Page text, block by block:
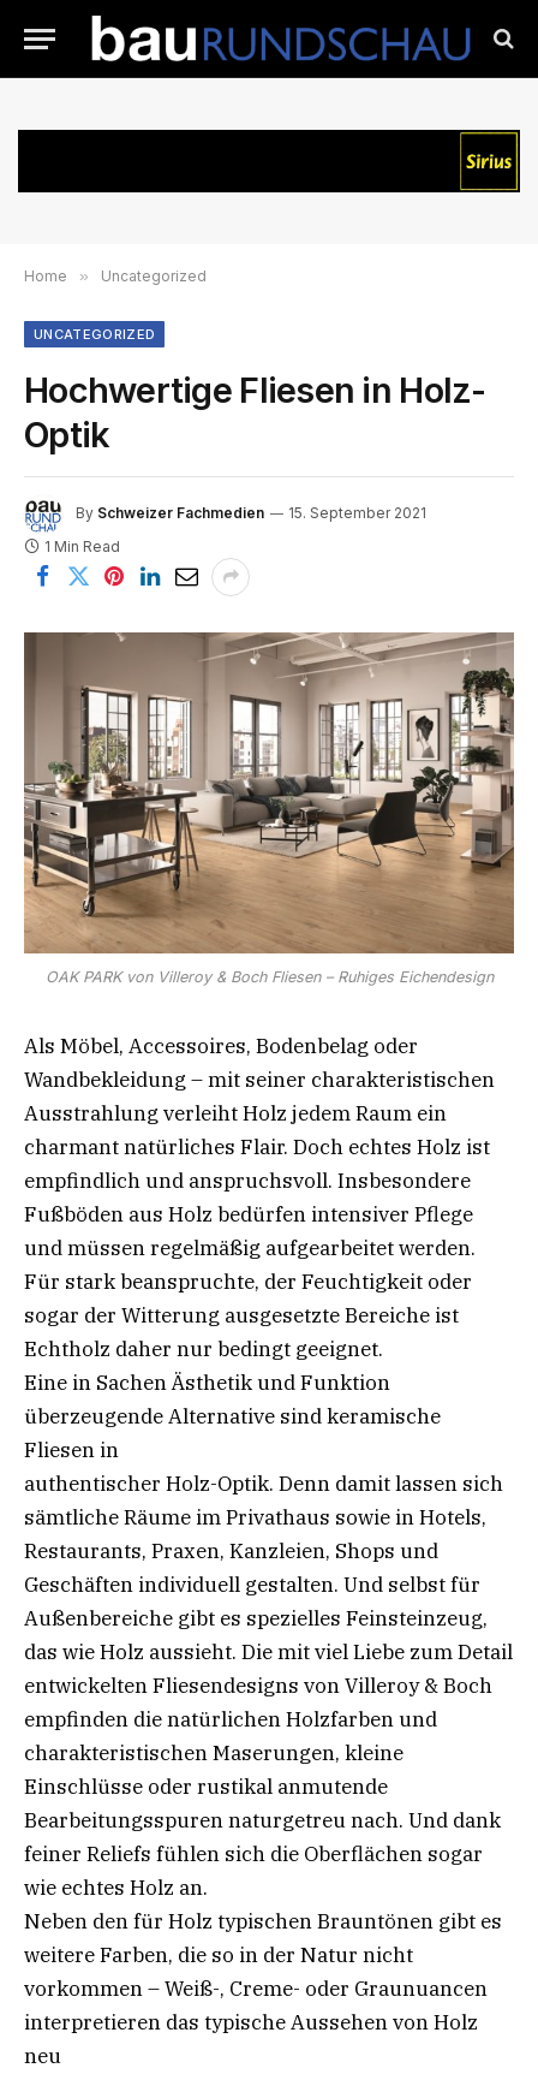
Home » Uncategorized
UNCATEGORIZED
Hochwertige Fliesen in Holz-
Optik
By Schweizer Fachmedien
15. September 2021
1 Min Read
OAK PARK von Villeroy & Boch Fliesen – Ruhiges Eichendesign
Als Möbel, Accessoires, Bodenbelag oder
Wandbekleidung – mit seiner charakteristischen
Ausstrahlung verleiht Holz jedem Raum ein
charmant natürliches Flair. Doch echtes Holz ist
empfindlich und anspruchsvoll. Insbesondere
Fußböden aus Holz bedürfen intensiver Pflege
und müssen regelmäßig aufgearbeitet werden.
Für stark beanspruchte, der Feuchtigkeit oder
sogar der Witterung ausgesetzte Bereiche ist
Echtholz daher nur bedingt geeignet.
Eine in Sachen Ästhetik und Funktion
überzeugende Alternative sind keramische
Fliesen in
authentischer Holz-Optik. Denn damit lassen sich
sämtliche Räume im Privathaus sowie in Hotels,
Restaurants, Praxen, Kanzleien, Shops und
Geschäften individuell gestalten. Und selbst für
Außenbereiche gibt es spezielles Feinsteinzeug,
das wie Holz aussieht. Die mit viel Liebe zum Detail
entwickelten Fliesendesigns von Villeroy & Boch
empfinden die natürlichen Holzfarben und
charakteristischen Maserungen, kleine
Einschlüsse oder rustikal anmutende
Bearbeitungsspuren naturgetreu nach. Und dank
feiner Reliefs fühlen sich die Oberflächen sogar
wie echtes Holz an.
Neben den für Holz typischen Brauntönen gibt es
weitere Farben, die so in der Natur nicht
vorkommen – Weiß-, Creme- oder Graunuancen
interpretieren das typische Aussehen von Holz
neu